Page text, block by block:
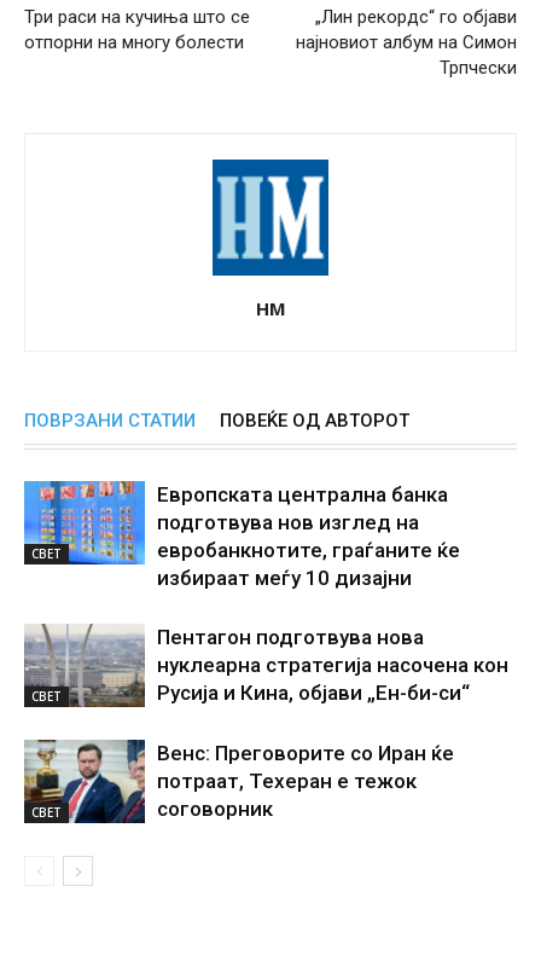
Три раси на кучиња што се
отпорни на многу болести
„Лин рекордс“ го објави
најновиот албум на Симон
Трпчески
НМ
ПОВРЗАНИ СТАТИИ ПОВЕЌЕ ОД АВТОРОТ
СВЕТ
Европската централна банка
подготвува нов изглед на
евробанкнотите, граѓаните ќе
избираат меѓу 10 дизајни
СВЕТ
Пентагон подготвува нова
нуклеарна стратегија насочена кон
Русија и Кина, објави „Ен-би-си“
СВЕТ
Венс: Преговорите со Иран ќе
потраат, Техеран е тежок
соговорник